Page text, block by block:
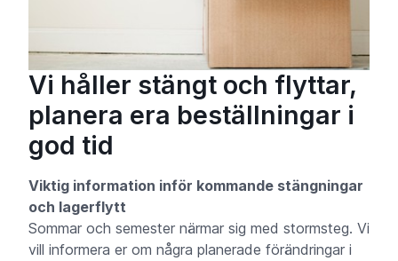
Vi håller stängt och flyttar,
planera era beställningar i
god tid
Viktig information inför kommande stängningar
och lagerflytt
Sommar och semester närmar sig med stormsteg. Vi
vill informera er om några planerade förändringar i